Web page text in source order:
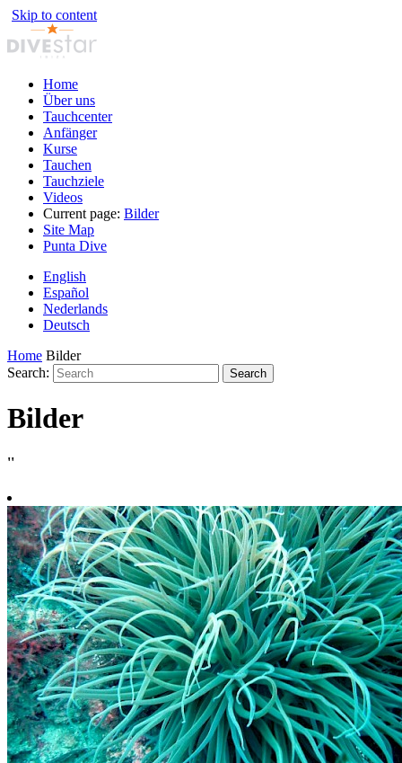
Skip to content
Home
Über uns
Tauchcenter
Anfänger
Kurse
Tauchen
Tauchziele
Videos
Current page: Bilder
Site Map
Punta Dive
English
Español
Nederlands
Deutsch
Home Bilder
Search:
Search
Bilder
''